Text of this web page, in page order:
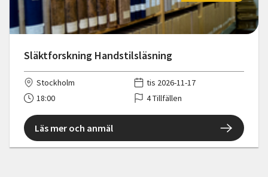
Släktforskning Handstilsläsning
Stockholm
tis 2026-11-17
18:00
4 Tillfällen
Läs mer och anmäl